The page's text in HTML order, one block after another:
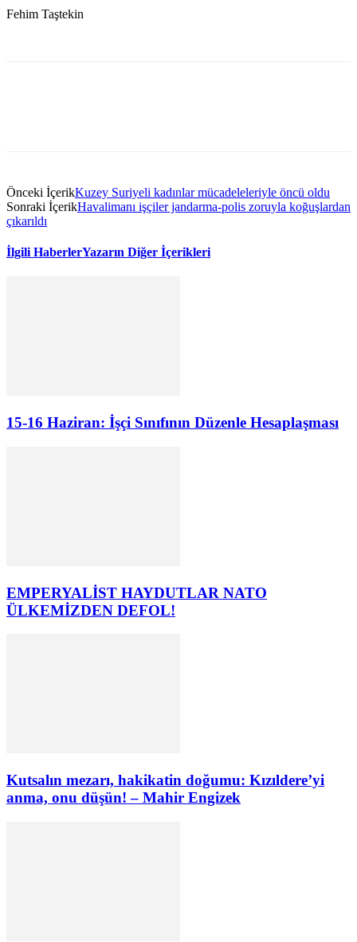
Fehim Taştekin
Önceki İçerikKuzey Suriyeli kadınlar mücadeleleriyle öncü oldu
Sonraki İçerikHavalimanı işçiler jandarma-polis zoruyla koğuşlardan
çıkarıldı
İlgili HaberlerYazarın Diğer İçerikleri
15-16 Haziran: İşçi Sınıfının Düzenle Hesaplaşması
EMPERYALİST HAYDUTLAR NATO
ÜLKEMİZDEN DEFOL!
Kutsalın mezarı, hakikatin doğumu: Kızıldere’yi
anma, onu düşün! – Mahir Engizek